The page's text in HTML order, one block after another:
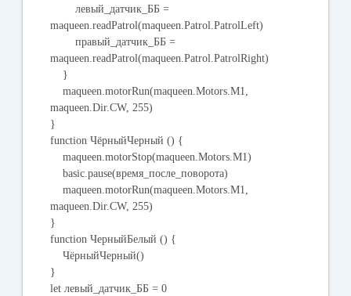
левый_датчик_ББ =
maqueen.readPatrol(maqueen.Patrol.PatrolLeft)
правый_датчик_ББ =
maqueen.readPatrol(maqueen.Patrol.PatrolRight)
}
maqueen.motorRun(maqueen.Motors.M1,
maqueen.Dir.CW, 255)
}
function ЧёрныйЧерный () {
maqueen.motorStop(maqueen.Motors.M1)
basic.pause(время_после_поворота)
maqueen.motorRun(maqueen.Motors.M1,
maqueen.Dir.CW, 255)
}
function ЧерныйБелый () {
ЧёрныйЧерный()
}
let левый_датчик_ББ = 0